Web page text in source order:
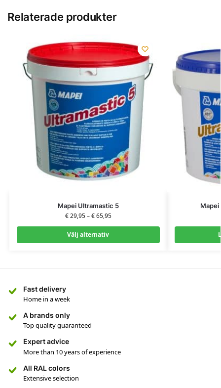
Relaterade produkter
Mapei Ultramastic 5
€29,95–€65,95
Välj alternativ
Mapei
Fast delivery
Home in a week
A brands only
Top quality guaranteed
Expert advice
More than 10 years of experience
All RAL colors
Extensive selection